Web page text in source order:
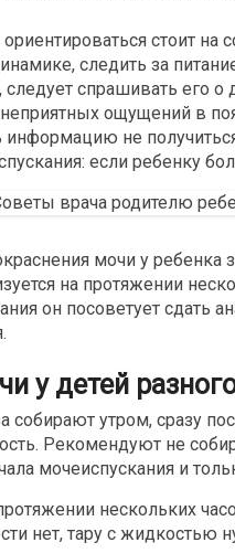
стоит на
следить за
спрашивать его
ощущений в
информацию не
если ребенку
мочи у ребенка
на протяжении
он посоветует сдать
у детей
собирают утром, сразу
Рекомендуют не
мочеиспускания и
нескольких
нет, тару с жидкостью